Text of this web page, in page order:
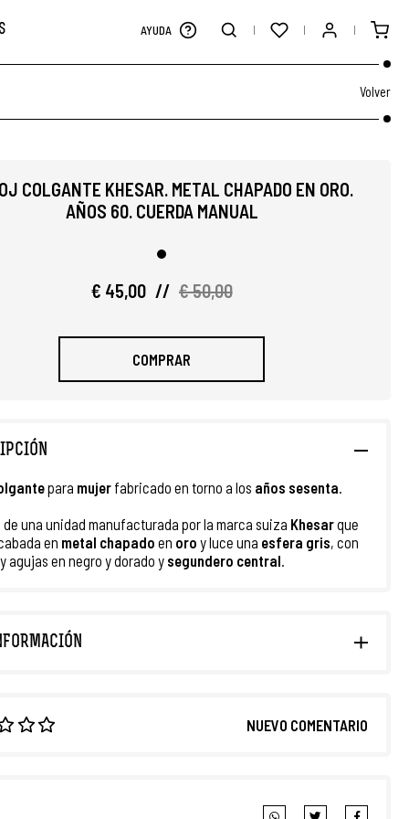
AYUDA
Volver
COLGANTE KHESAR. METAL CHAPADO EN ORO.
AÑOS 60. CUERDA MANUAL
€ 45,00 // € 50,00
COMPRAR
para mujer fabricado en torno a los años sesenta.
de una unidad manufacturada por la marca suiza Khesarque
en metal chapado en oro y luce una esfera gris, con
agujas en negro y dorado y segundero central.
NUEVO COMENTARIO